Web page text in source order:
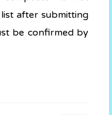
after submitting
be confirmed by